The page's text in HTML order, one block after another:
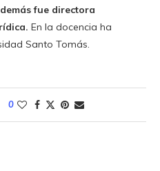
fue directora
En la docencia ha
Santo Tomás.
0